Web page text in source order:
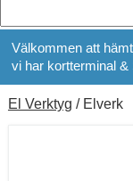
Välkommen att
vi har kortterminal &
El Verktyg / Elverk